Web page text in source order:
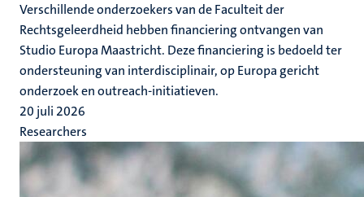
Verschillende onderzoekers van de Faculteit der
Rechtsgeleerdheid hebben financiering ontvangen van
Studio Europa Maastricht. Deze financiering is bedoeld ter
ondersteuning van interdisciplinair, op Europa gericht
onderzoek en outreach-initiatieven.
20 juli 2026
Researchers